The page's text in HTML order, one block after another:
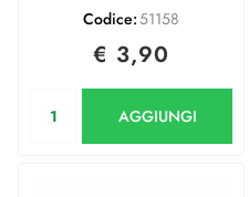
Codice:51158
€ 3,90
AGGIUNGI